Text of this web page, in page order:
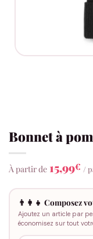
Bonnet à
À partir de 15,99€ /
👨‍👩‍👧 Composez
Ajoutez un article par
économisez sur tout